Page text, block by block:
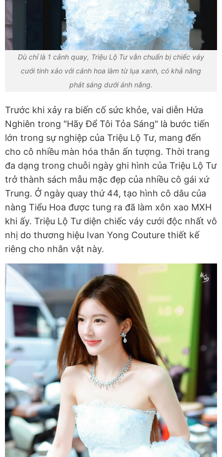
Dù chỉ là 1 cảnh quay, Triệu Lộ Tư vẫn chuẩn bị chiếc váy
cưới tinh xảo với cánh hoa làm từ lụa xanh, có khả năng
phát sáng dưới ánh nắng.
Trước khi xảy ra biến cố sức khỏe, vai diễn Hứa
Nghiên trong "Hãy Để Tôi Tỏa Sáng" là bước tiến
lớn trong sự nghiệp của Triệu Lộ Tư, mang đến
cho cô nhiều màn hóa thân ấn tượng. Thời trang
đa dạng trong chuỗi ngày ghi hình của Triệu Lộ Tư
trở thành sách mẫu mặc đẹp của nhiều cô gái xứ
Trung. Ở ngày quay thứ 44, tạo hình cô dâu của
nàng Tiểu Hoa được tung ra đã làm xôn xao MXH
khi ấy. Triệu Lộ Tư diện chiếc váy cưới độc nhất vô
nhị do thương hiệu Ivan Yong Couture thiết kế
riêng cho nhân vật này.